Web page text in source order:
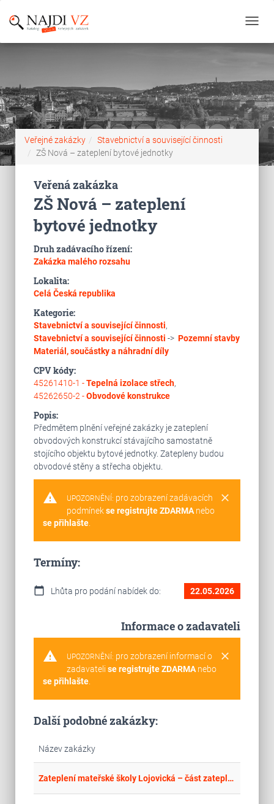
Veřejné zakázky
Stavebnictví a související činnosti
ZŠ Nová – zateplení bytové jednotky
Veřená zakázka
ZŠ Nová – zateplení
bytové jednotky
Druh zadávacího řízení:
Zakázka malého rozsahu
Lokalita:
Celá Česká republika
Kategorie:
Stavebnictví a související činnosti,
Stavebnictví a související činnosti -> Pozemní stavby
Materiál, součástky a náhradní díly
CPV kódy:
45261410-1 -Tepelná izolace střech,
45262650-2 -Obvodové konstrukce
Popis:
Předmětem plnění veřejné zakázky je zateplení
obvodových konstrukcí stávajícího samostatně
stojícího objektu bytové jednotky. Zatepleny budou
obvodové stěny a střecha objektu.
warning clear
UPOZORNĚNÍ: pro zobrazení zadávacích
podmínekse registrujte ZDARMAnebo
se přihlašte.
Termíny:
calendar_today Lhůta pro podání nabídek do: 22.05.2026
Informace o zadavateli
warning clear
UPOZORNĚNÍ: pro zobrazení informací o
zadavateli se registrujte ZDARMAnebo
se přihlašte.
Další podobné zakázky:
Název zakázky
Zateplení mateřské školy Lojovická – část zateplení, bez výměny osvětlení “ - veř. zak. č. 20140714